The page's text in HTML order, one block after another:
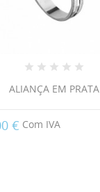
ALIANÇA EM PRATA
€ Com IVA